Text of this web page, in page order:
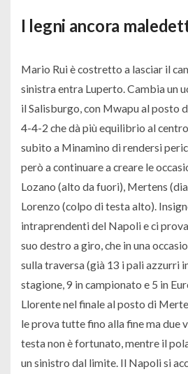
I legni ancora
Mario Rui è costretto a lasciar il
sinistra entra Luperto. Cambia un
il Salisburgo, con Mwapu al posto
4-4-2 che dà più equilibrio al
subito a Minamino di rendersi
però a continuare a creare le
Lozano (alto da fuori), Mertens
Lorenzo (colpo di testa alto).
intraprendenti del Napoli e ci
suo destro a giro, che in una
sulla traversa (già 13 i pali azzurri
stagione, 9 in campionato e 5 in
Llorente nel finale al posto di
le prova tutte fino alla fine ma due
testa non è fortunato, mentre il
un sinistro dal limite. Il Napoli si